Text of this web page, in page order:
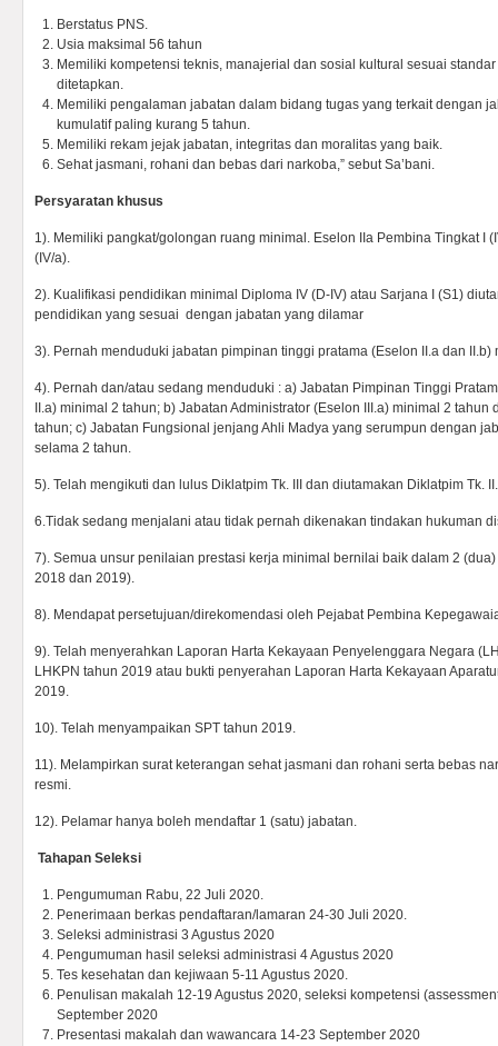
Berstatus PNS.
Usia maksimal 56 tahun
Memiliki kompetensi teknis, manajerial dan sosial kultural sesuai
ditetapkan.
Memiliki pengalaman jabatan dalam bidang tugas yang terkait dengan
kumulatif paling kurang 5 tahun.
Memiliki rekam jejak jabatan, integritas dan moralitas yang baik.
Sehat jasmani, rohani dan bebas dari narkoba,” sebut Sa’bani.
Persyaratan khusus
1). Memiliki pangkat/golongan ruang minimal. Eselon IIa Pembina Tingkat I
(IV/a).
2). Kualifikasi pendidikan minimal Diploma IV (D-IV) atau Sarjana I (S1)
pendidikan yang sesuai dengan jabatan yang dilamar
3). Pernah menduduki jabatan pimpinan tinggi pratama (Eselon II.a dan II.b)
4). Pernah dan/atau sedang menduduki : a) Jabatan Pimpinan Tinggi
II.a) minimal 2 tahun; b) Jabatan Administrator (Eselon III.a) minimal 2 tahun
tahun; c) Jabatan Fungsional jenjang Ahli Madya yang serumpun dengan
selama 2 tahun.
5). Telah mengikuti dan lulus Diklatpim Tk. III dan diutamakan Diklatpim Tk. II.
6.Tidak sedang menjalani atau tidak pernah dikenakan tindakan hukuman
7). Semua unsur penilaian prestasi kerja minimal bernilai baik dalam 2
2018 dan 2019).
8). Mendapat persetujuan/direkomendasi oleh Pejabat Pembina
9). Telah menyerahkan Laporan Harta Kekayaan Penyelenggara Negara
LHKPN tahun 2019 atau bukti penyerahan Laporan Harta Kekayaan
2019.
10). Telah menyampaikan SPT tahun 2019.
11). Melampirkan surat keterangan sehat jasmani dan rohani serta bebas
resmi.
12). Pelamar hanya boleh mendaftar 1 (satu) jabatan.
Tahapan Seleksi
Pengumuman Rabu, 22 Juli 2020.
Penerimaan berkas pendaftaran/lamaran 24-30 Juli 2020.
Seleksi administrasi 3 Agustus 2020
Pengumuman hasil seleksi administrasi 4 Agustus 2020
Tes kesehatan dan kejiwaan 5-11 Agustus 2020.
Penulisan makalah 12-19 Agustus 2020, seleksi kompetensi
September 2020
Presentasi makalah dan wawancara 14-23 September 2020